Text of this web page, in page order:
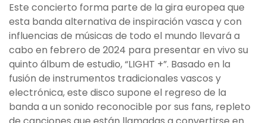
Este concierto forma parte de la gira europea que
esta banda alternativa de inspiración vasca y con
influencias de músicas de todo el mundo llevará a
cabo en febrero de 2024 para presentar en vivo su
quinto álbum de estudio, “LIGHT +”. Basado en la
fusión de instrumentos tradicionales vascos y
electrónica, este disco supone el regreso de la
banda a un sonido reconocible por sus fans, repleto